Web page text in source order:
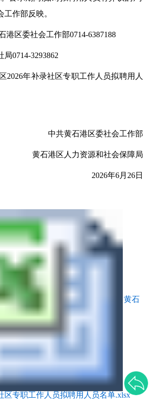
工作部反映。
港区委社会工作部0714-6387188
局0714-3293862
2026年补录社区专职工作人员拟聘用人
中共黄石港区委社会工作部
黄石港区人力资源和社会保障局
2026年6月 26日
黄石
区专职工作人员拟聘用人员名单.xlsx